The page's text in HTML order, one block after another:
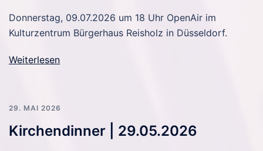
Donnerstag, 09.07.2026 um 18 Uhr OpenAir im
Kulturzentrum Bürgerhaus Reisholz in Düsseldorf.
Weiterlesen
29. MAI 2026
Kirchendinner | 29.05.2026